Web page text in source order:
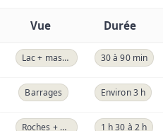
Vue Durée
Lac + massif 30 à 90 min
Barrages Environ 3 h
Roches + pins 1 h 30 à 2 h